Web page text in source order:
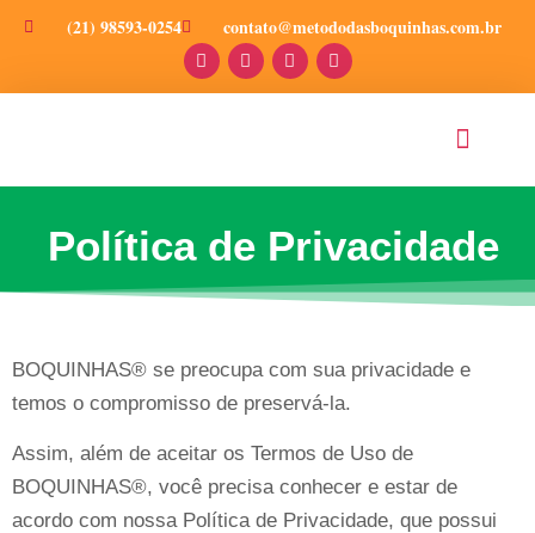
(21) 98593-0254 contato@metododasboquinhas.com.br
Política de Privacidade
BOQUINHAS® se preocupa com sua privacidade e
temos o compromisso de preservá-la.
Assim, além de aceitar os Termos de Uso de
BOQUINHAS®, você precisa conhecer e estar de
acordo com nossa Política de Privacidade, que possui